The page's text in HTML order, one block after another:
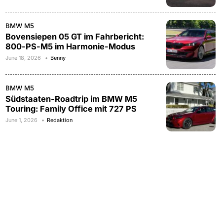
BMW M5
Bovensiepen 05 GT im Fahrbericht:
800-PS-M5 im Harmonie-Modus
June 18, 2026 Benny
BMW M5
Südstaaten-Roadtrip im BMW M5
Touring: Family Office mit 727 PS
June 1, 2026 Redaktion